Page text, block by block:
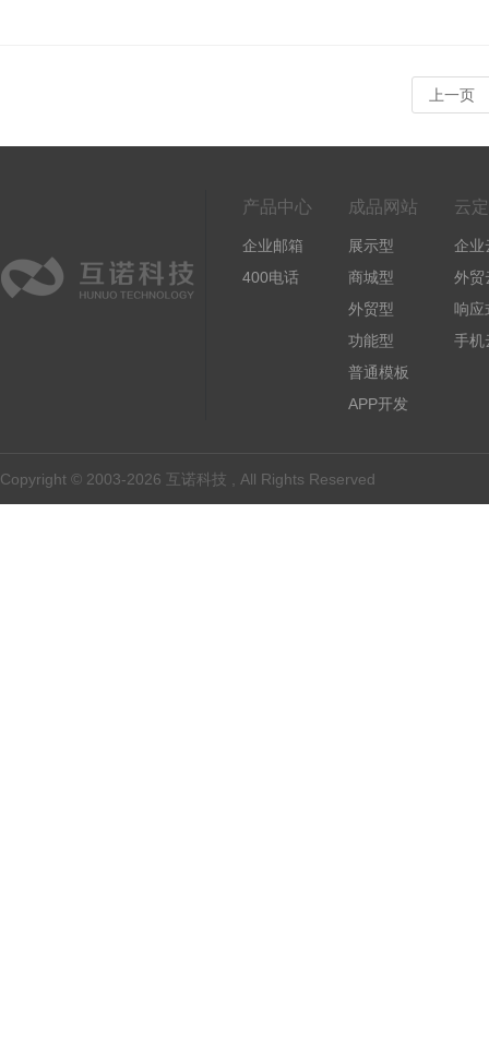
上一页
产品中心
企业邮箱
400电话
成品网站
展示型
商城型
外贸型
功能型
普通模板
APP开发
云
企业
外贸
响应
手机
Copyright © 2003-2026 互诺科技 , All Rights Reserved